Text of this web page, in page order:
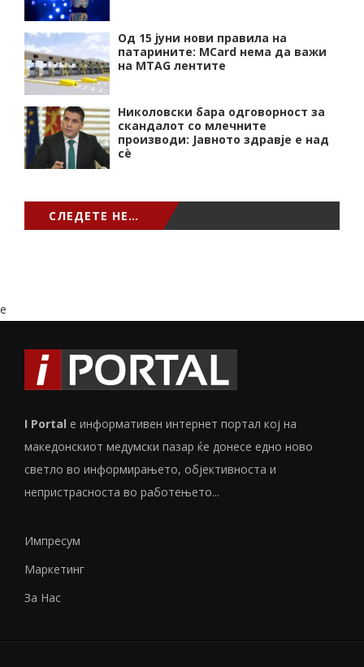
Од 15 јуни нови правила на
патарините: MCard нема да важи
на MTAG лентите
Николовски бара одговорност за
скандалот со млечните
производи: Јавното здравје е над
сѐ
СЛЕДЕТЕ НЕ…
e
I Portal е информативен интернет портал кој на
македонскиот медумски пазар ќе донесе едно ново
светло во информирањето, објективноста и
непристрасноста во работењето...
Импресум
Маркетинг
За Нас